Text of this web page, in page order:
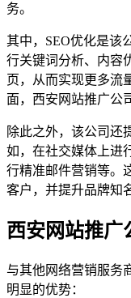
务。
其中，SEO优化是该
行关键词分析、内容
页，从而实现更多流
面，西安网站推广公
除此之外，该公司还
如，在社交媒体上进
行精准邮件营销等。
客户，并提升品牌知
西安网站推广
与其他网络营销服务
明显的优势：